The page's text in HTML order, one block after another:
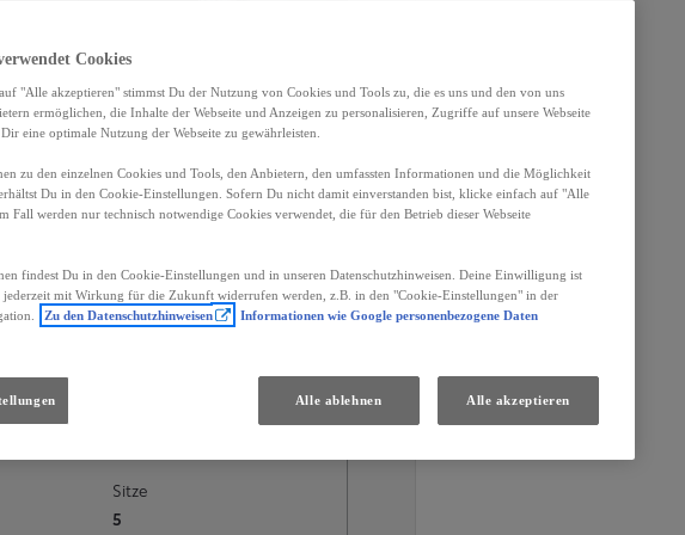
Händler
Sitze
5
Cookies
"Alle akzeptieren" stimmst Du der Nutzung von Cookies und Tools zu, die es uns und den von uns
ermöglichen, die Inhalte der Webseite und Anzeigen zu personalisieren, Zugriffe auf unsere Webseite
eine optimale Nutzung der Webseite zu gewährleisten.
zu den einzelnen Cookies und Tools, den Anbietern, den umfassten Informationen und die Möglichkeit
Du in den Cookie-Einstellungen. Sofern Du nicht damit einverstanden bist, klicke einfach auf "Alle
Fall werden nur technisch notwendige Cookies verwendet, die für den Betrieb dieser Webseite
findest Du in den Cookie-Einstellungen und in unseren Datenschutzhinweisen. Deine Einwilligung ist
mit Wirkung für die Zukunft widerrufen werden, z.B. in den "Cookie-Einstellungen" in der
Zu den Datenschutzhinweisen
Informationen wie Google personenbezogene Daten
Alle ablehnen Alle akzeptieren